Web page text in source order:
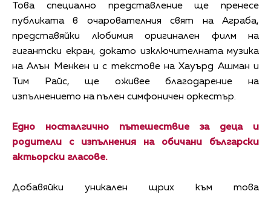
Това специално представление ще пренесе
публиката в очарователния свят на Аграба,
представяйки любимия оригинален филм на
гигантски екран, докато изключителната музика
на Алън Менкен и с текстове на Хауърд Ашман и
Тим Райс, ще оживее благодарение на
изпълнението на пълен симфоничен оркестър.
Едно носталгично пътешествие за деца и
родители с изпълнения на обичани български
актьорски гласове.
Добавяйки уникален щрих към това